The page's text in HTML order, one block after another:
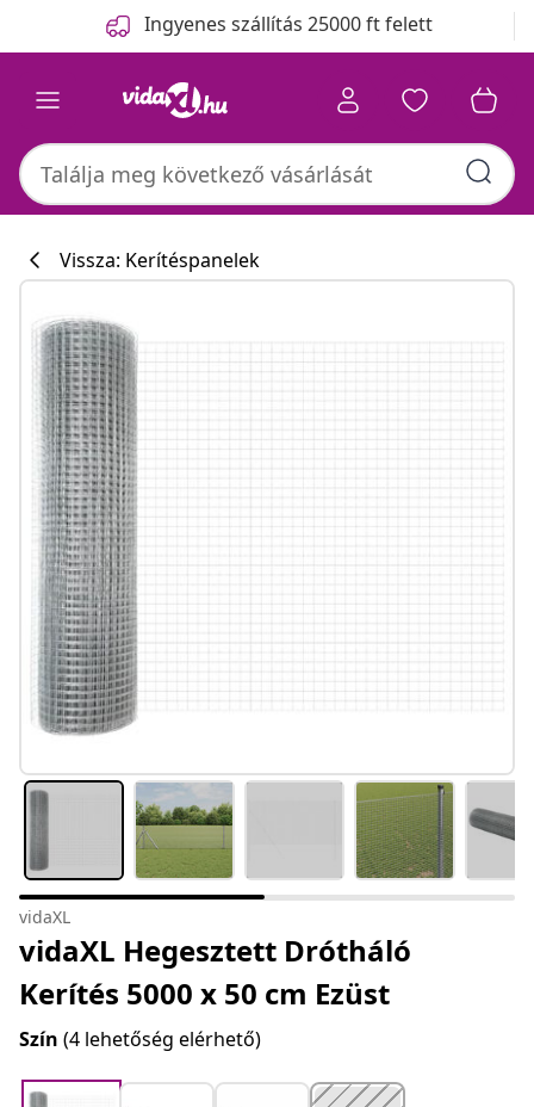
Ingyenes szállítás 25000 ft felett
Vissza: Kerítéspanelek
vidaXL
vidaXL Hegesztett Drótháló
Kerítés 5000 x 50 cm Ezüst
Szín (4 lehetőség elérhető)